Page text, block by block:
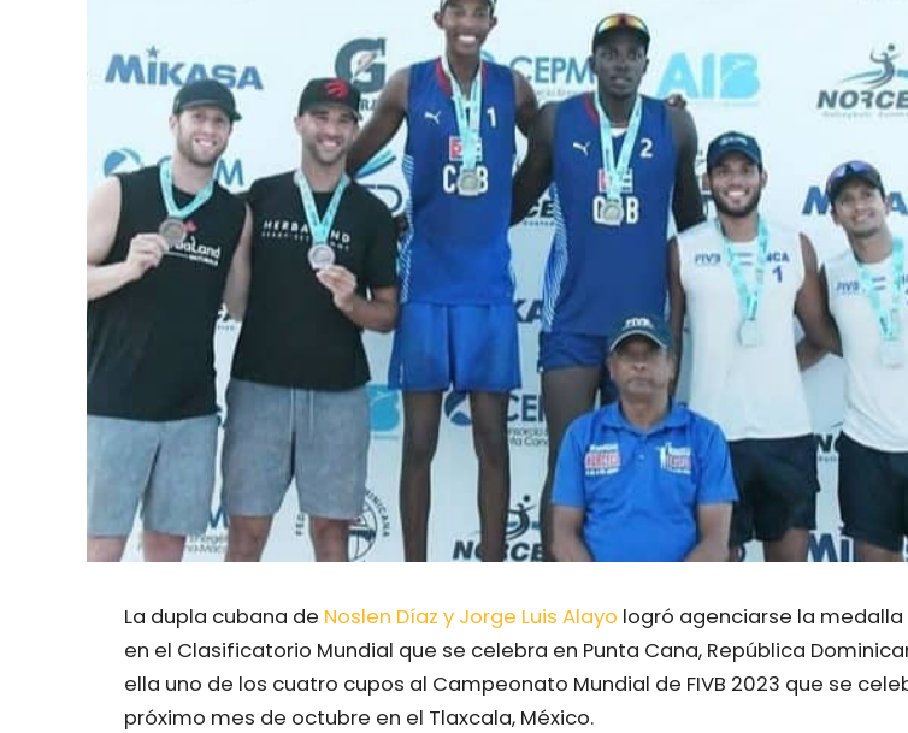
La dupla cubana de Noslen Díaz y Jorge Luis Alayo logró agenciarse la medalla
en el Clasificatorio Mundial que se celebra en Punta Cana, República
ella uno de los cuatro cupos al Campeonato Mundial de FIVB 2023 que se
próximo mes de octubre en el Tlaxcala, México.